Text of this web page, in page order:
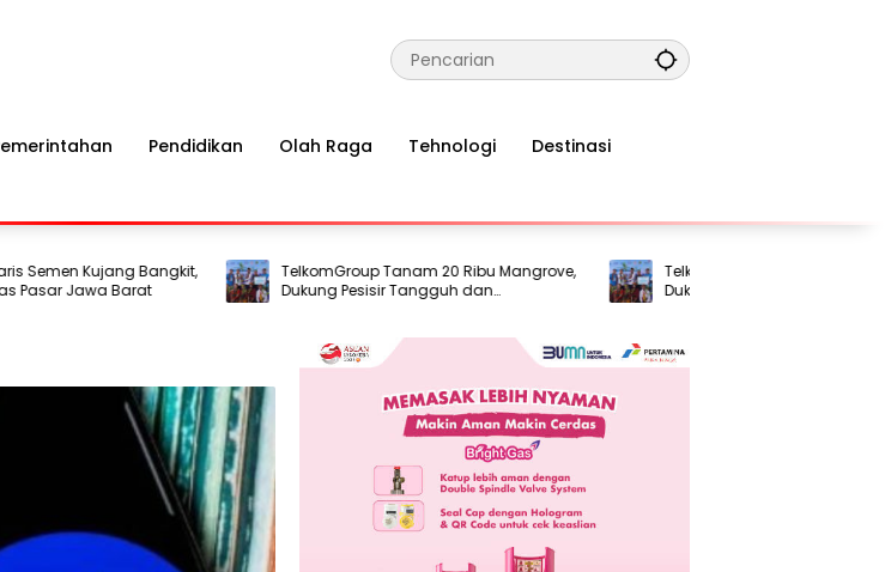
Pendidikan Olah Raga Tehnologi Destinasi
Kujang Bangkit,
Jawa Barat
TelkomGroup Tanam 20 Ribu Mangrove,
Dukung Pesisir Tangguh dan
Berkelanjutan
TelkomGroup Tanam 20 Ribu
Dukung Pesisir Tangguh dan
Berkelanjutan